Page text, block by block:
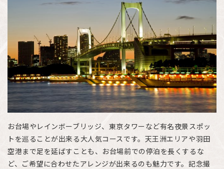
お台場やレインボーブリッジ、東京タワーなど有名夜景スポッ
トを巡ることが出来る大人気コースです。天王洲エリアや羽田
空港まで足を延ばすことも、お台場前での停泊を長くするな
ど、ご希望に合わせたアレンジが出来るのも魅力です。記念撮